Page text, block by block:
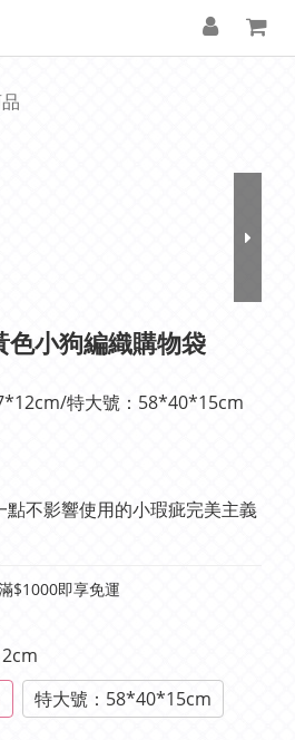
色小狗編織購物袋
特大號：58*40*15cm
點不影響使用的小瑕疵完美主義
$1000即享免運
特大號：58*40*15cm